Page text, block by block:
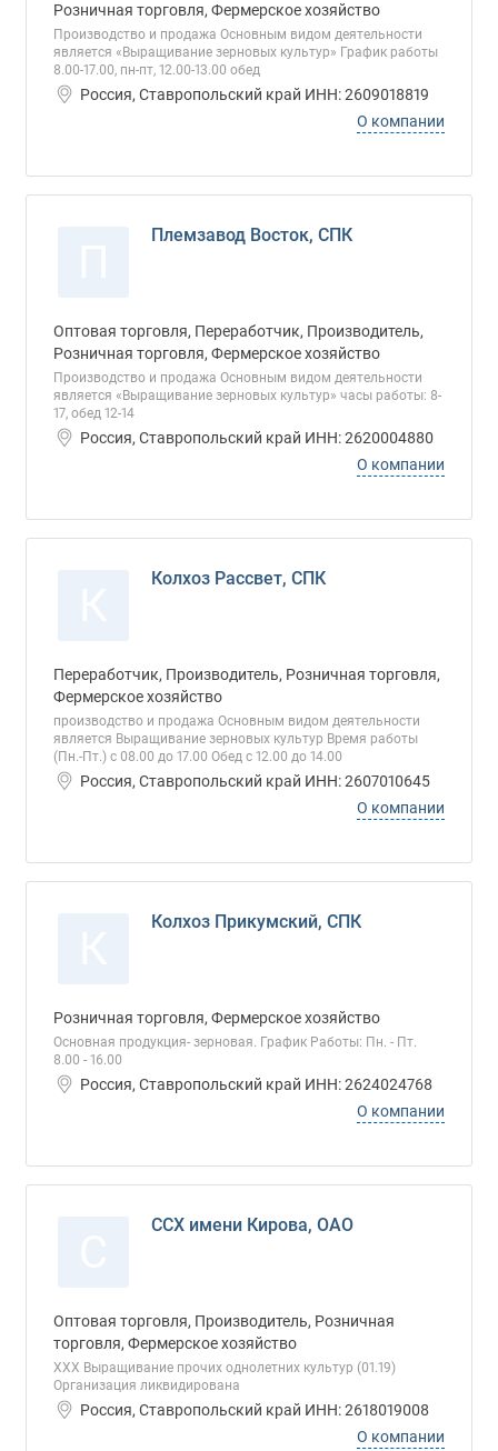
Розничная торговля, Фермерское хозяйство
Производство и продажа Основным видом деятельности
является «Выращивание зерновых культур» График работы
8.00-17.00, пн-пт, 12.00-13.00 обед
Россия, Ставропольский край ИНН: 2609018819
О компании
Племзавод Восток, СПК
Оптовая торговля, Переработчик, Производитель,
Розничная торговля, Фермерское хозяйство
Производство и продажа Основным видом деятельности
является «Выращивание зерновых культур» часы работы: 8-
17, обед 12-14
Россия, Ставропольский край ИНН: 2620004880
О компании
Колхоз Рассвет, СПК
Переработчик, Производитель, Розничная торговля,
Фермерское хозяйство
производство и продажа Основным видом деятельности
является Выращивание зерновых культур Время работы
(Пн.-Пт.) с 08.00 до 17.00 Обед с 12.00 до 14.00
Россия, Ставропольский край ИНН: 2607010645
О компании
Колхоз Прикумский, СПК
Розничная торговля, Фермерское хозяйство
Основная продукция- зерновая. График Работы: Пн. - Пт.
8.00 - 16.00
Россия, Ставропольский край ИНН: 2624024768
О компании
ССХ имени Кирова, ОАО
Оптовая торговля, Производитель, Розничная
торговля, Фермерское хозяйство
ХХХ Выращивание прочих однолетних культур (01.19)
Организация ликвидирована
Россия, Ставропольский край ИНН: 2618019008
О компании